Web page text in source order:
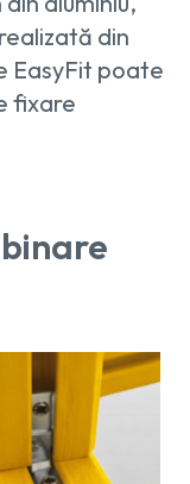
din
EasyFit poate
fixare